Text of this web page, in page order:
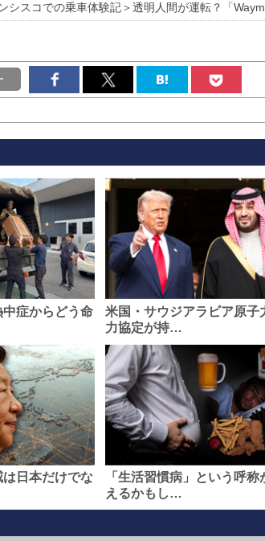
シスコでの乗車体験記＞透明人間が運転？「
中症からどう命
米国・サウジアラビア原子
力協定が持…
日本だけでな
「生活習慣病」という呼称
えるかもし…